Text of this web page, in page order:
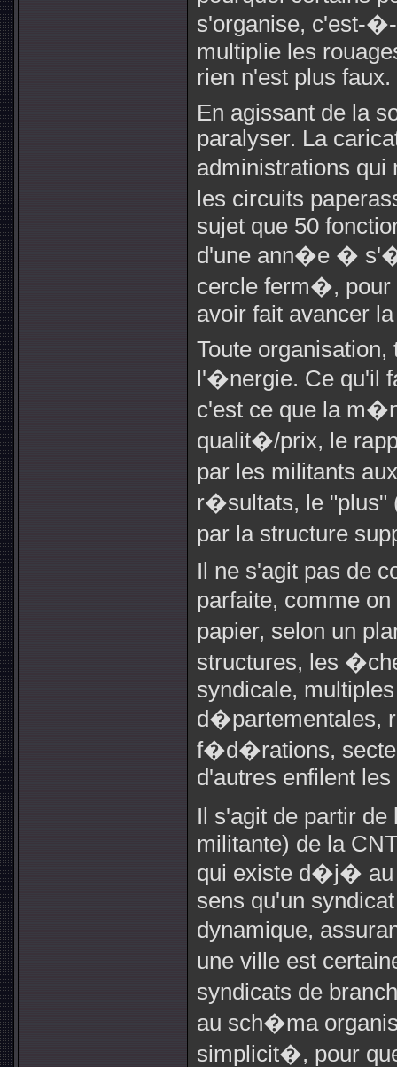
s'organise, c'est-
multiplie les
rien n'est plus faux.
En agissant de la
paralyser. La
administrations
les circuits
sujet que 50
d'une ann�e �
cercle ferm�, pour
avoir fait avancer
Toute
l'�nergie. Ce qu'il
c'est ce que la
qualit�/prix, le
par les militants
r�sultats, le "plus"
par la structure
Il ne s'agit pas de
parfaite, comme
papier, selon un
structures, les
syndicale,
d�partementales,
f�d�rations,
d'autres enfilent
Il s'agit de partir
militante) de la
qui existe d�j� au
sens qu'un
dynamique,
une ville est
syndicats de
au sch�ma
simplicit�, pour